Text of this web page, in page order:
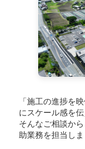
「施工の進捗を
にスケール感を伝
そんなご相談か
助業務を担当しま